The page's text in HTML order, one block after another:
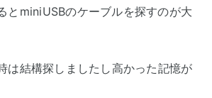
とminiUSBのケーブルを探すのが大
は結構探しましたし高かった記憶が